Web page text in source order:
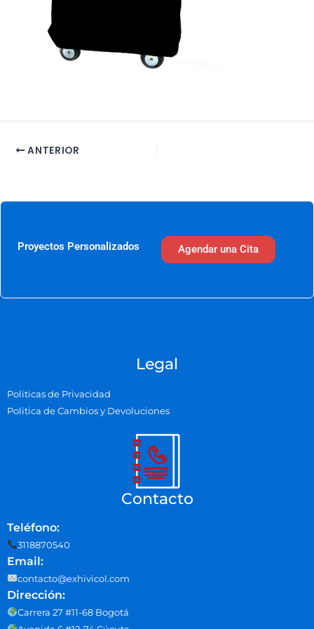
ANTERIOR
Proyectos Personalizados Agendar una Cita
Legal
Politicas de Privacidad
Politica de Cambios y Devoluciones
Contacto
Teléfono:
3118870540
Email:
contacto@exhivicol.com
Dirección:
Carrera 27 #11-68 Bogotá